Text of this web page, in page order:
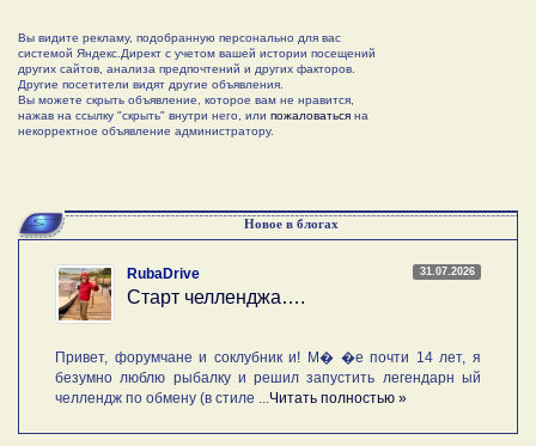
Вы видите рекламу, подобранную персонально для вас
системой Яндекс.Директ с учетом вашей истории посещений
других сайтов, анализа предпочтений и других факторов.
Другие посетители видят другие объявления.
Вы можете скрыть объявление, которое вам не нравится,
нажав на ссылку "скрыть" внутри него, или пожаловаться на
некорректное объявление администратору.
Новое в блогах
31.07.2026
RubaDrive
Старт челленджа….
Привет, форумчане и соклубник и! М� �е почти 14 лет, я
безумно люблю рыбалку и решил запустить легендарн ый
челлендж по обмену (в стиле ... Читать полностью »